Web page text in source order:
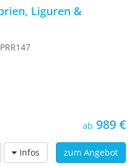
Liguren &
ab 989 €
Infos zum Angebot